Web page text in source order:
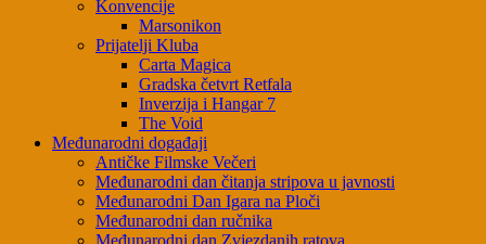
Konvencije
Marsonikon
Prijatelji Kluba
Carta Magica
Gradska četvrt Retfala
Inverzija i Hangar 7
The Void
Međunarodni događaji
Antičke Filmske Večeri
Međunarodni dan čitanja stripova u javnosti
Međunarodni Dan Igara na Ploči
Međunarodni dan ručnika
Međunarodni dan Zvjezdanih ratova